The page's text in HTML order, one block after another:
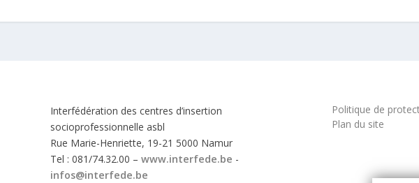
Interfédération des centres d’insertion
socioprofessionnelle asbl
Rue Marie-Henriette, 19-21 5000 Namur
Tel : 081/74.32.00 –www.interfede.be -
infos@interfede.be
Politique de
Plan du site